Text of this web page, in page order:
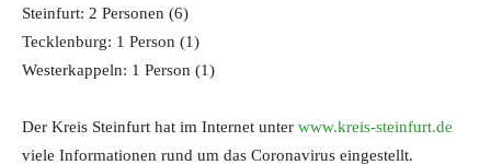
Steinfurt: 2 Personen (6)
Tecklenburg: 1 Person (1)
Westerkappeln: 1 Person (1)
Der Kreis Steinfurt hat im Internet unter www.kreis-steinfurt.de
viele Informationen rund um das Coronavirus eingestellt.